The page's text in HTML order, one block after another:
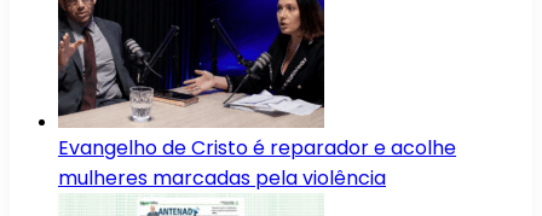
Evangelho de Cristo é reparador e acolhe
mulheres marcadas pela violência